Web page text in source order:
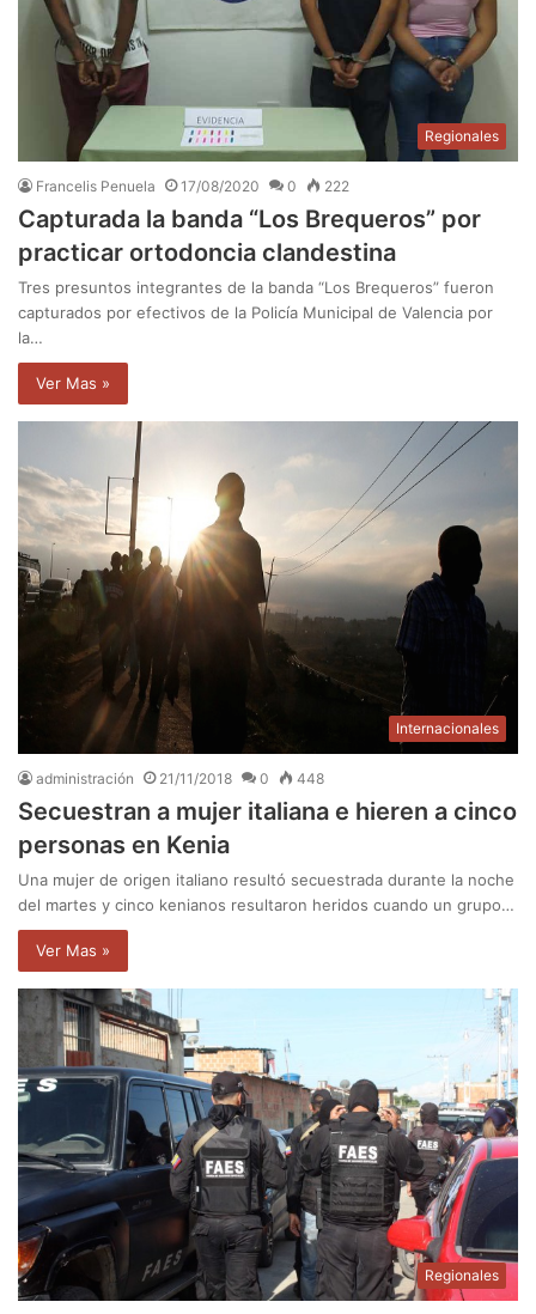
Regionales
Francelis Penuela 17/08/2020 0 222
Capturada la banda “Los Brequeros” por
practicar ortodoncia clandestina
Tres presuntos integrantes de la banda “Los Brequeros” fueron
capturados por efectivos de la Policía Municipal de Valencia por
la…
Ver Mas »
Internacionales
administración 21/11/2018 0 448
Secuestran a mujer italiana e hieren a cinco
personas en Kenia
Una mujer de origen italiano resultó secuestrada durante la noche
del martes y cinco kenianos resultaron heridos cuando un grupo…
Ver Mas »
Regionales